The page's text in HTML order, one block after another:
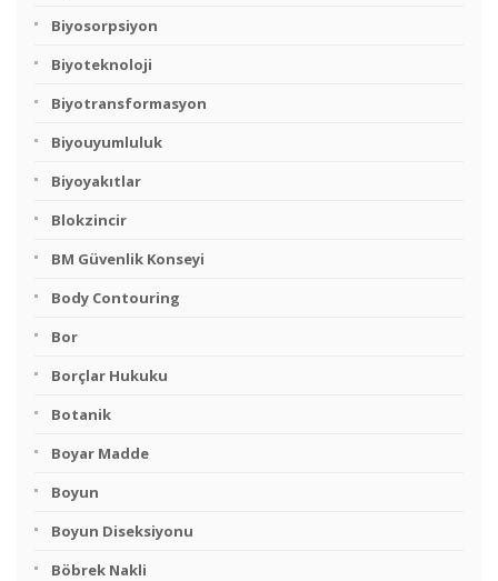
Biyosorpsiyon
Biyoteknoloji
Biyotransformasyon
Biyouyumluluk
Biyoyakıtlar
Blokzincir
BM Güvenlik Konseyi
Body Contouring
Bor
Borçlar Hukuku
Botanik
Boyar Madde
Boyun
Boyun Diseksiyonu
Böbrek Nakli